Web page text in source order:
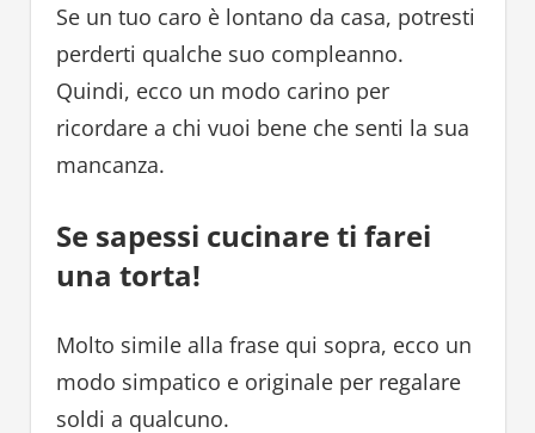
Se un tuo caro è lontano da casa, potresti
perderti qualche suo compleanno.
Quindi, ecco un modo carino per
ricordare a chi vuoi bene che senti la sua
mancanza.
Se sapessi cucinare ti farei
una torta!
Molto simile alla frase qui sopra, ecco un
modo simpatico e originale per regalare
soldi a qualcuno.